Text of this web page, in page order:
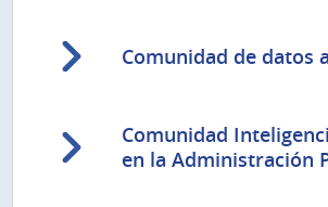
Comunidad de datos
Comunidad
en la Administración